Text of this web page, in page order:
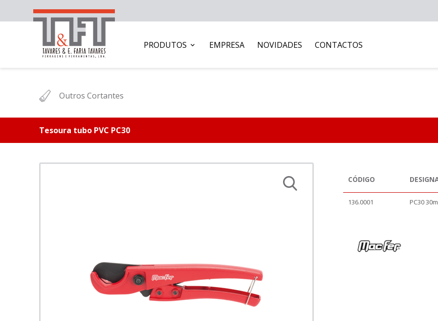
PRODUTOS EMPRESA NOVIDADES CONTACTOS
Outros Cortantes
Tesoura tubo PVC PC30
CÓDIGO
136.0001 PC30